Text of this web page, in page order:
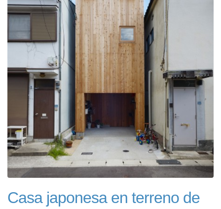
Casa japonesa en terreno de